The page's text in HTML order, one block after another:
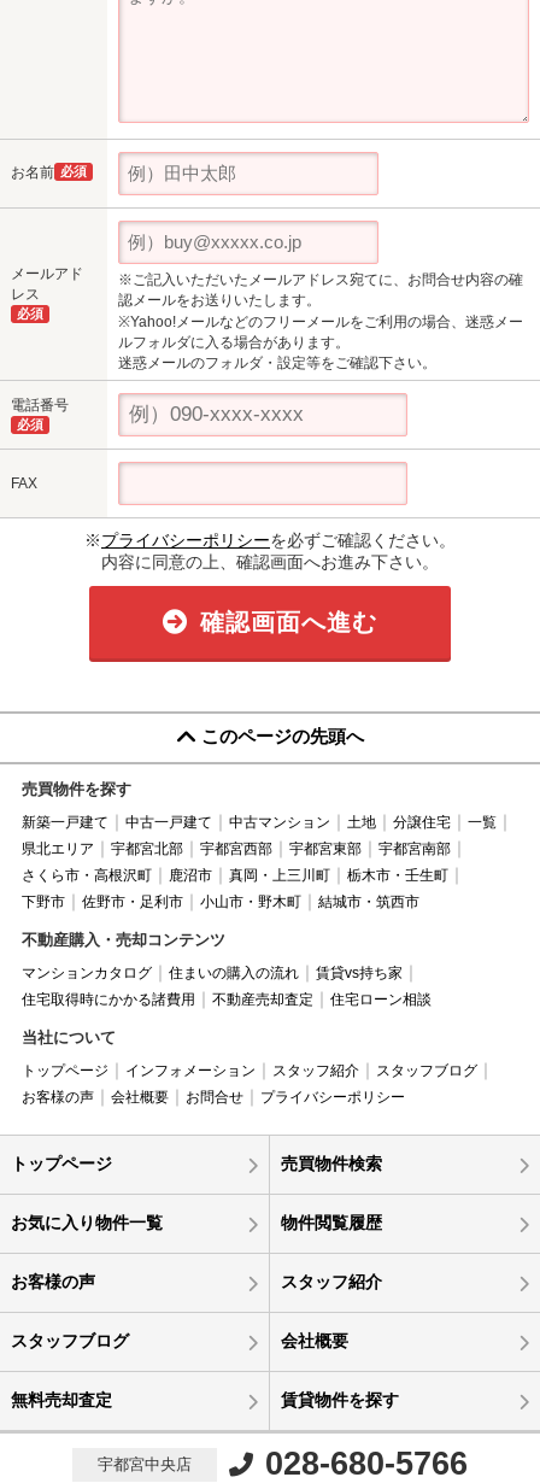
お名前 必須
メールアド
レス
必須
※ご記入いただいたメールアドレス宛てに、お問合せ内容の確
認メールをお送りいたします。
※Yahoo!メールなどのフリーメールをご利用の場合、迷惑メー
ルフォルダに入る場合があります。
迷惑メールのフォルダ・設定等をご確認下さい。
電話番号
必須
FAX
※プライバシーポリシーを必ずご確認ください。
内容に同意の上、確認画面へお進み下さい。
確認画面へ進む
このページの先頭へ
売買物件を探す
新築一戸建て 中古一戸建て 中古マンション 土地 分譲住宅
一覧
県北エリア
宇都宮北部 宇都宮西部 宇都宮東部
宇都宮南部
さくら市・高根沢町
鹿沼市 真岡・上三川町
栃木市・壬生町
下野市
佐野市・足利市 小山市・野木町 結城市・筑西市
不動産購入・売却コンテンツ
マンションカタログ 住まいの購入の流れ
賃貸vs持ち家
住宅取得時にかかる諸費用
不動産売却査定 住宅ローン相談
当社について
トップページ インフォメーション スタッフ紹介
スタッフブログ
お客様の声
会社概要 お問合せ プライバシーポリシー
トップページ 売買物件検索
お気に入り物件一覧 物件閲覧履歴
お客様の声 スタッフ紹介
スタッフブログ 会社概要
無料売却査定 賃貸物件を探す
宇都宮中央店 028-680-5766